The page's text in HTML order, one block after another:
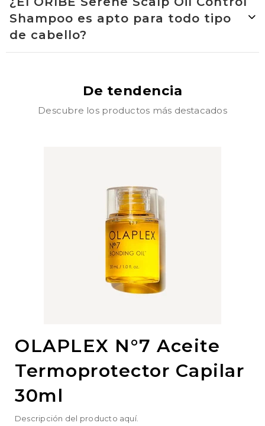
Shampoo es apto para todo tipo
de cabello?
De tendencia
Descubre los productos más destacados
OLAPLEX N°7 Aceite
Termoprotector Capilar
30ml
Descripción del producto aquí.